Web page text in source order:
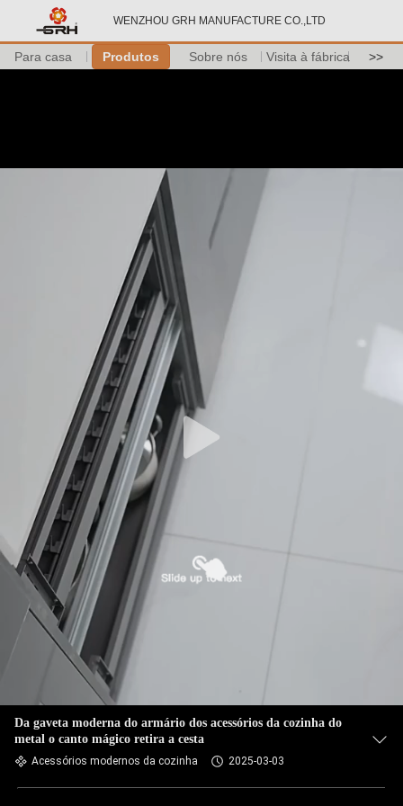
WENZHOU GRH MANUFACTURE CO.,LTD
Para casa Produtos Sobre nós Visita à fábrica >>
Da gaveta moderna do armário dos acessórios da cozinha do
metal o canto mágico retira a cesta
Acessórios modernos da cozinha 2025-03-03